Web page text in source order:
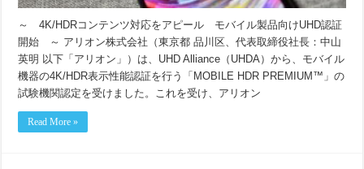
～ 4K/HDRコンテンツ対応をアピール モバイル製品向けUHD認証
開始 ～ アリオン株式会社（東京都 品川区、代表取締役社長：中山
英明 以下「アリオン」）は、UHD Alliance（UHDA）から、モバイル
機器の4K/HDR表示性能認証を行う「MOBILE HDR PREMIUM™」の
試験機関認定を受けました。これを受け、アリオン
Read More »